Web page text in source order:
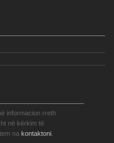
informacion rreth
në kërkim të
na kontaktoni